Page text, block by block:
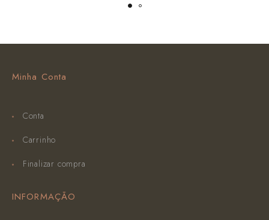
Minha Conta
Conta
Carrinho
Finalizar compra
INFORMAÇÃO